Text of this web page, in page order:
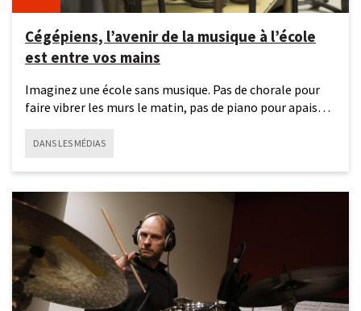
Cégépiens, l’avenir de la musique à l’école
est entre vos mains
Imaginez une école sans musique. Pas de chorale pour
faire vibrer les murs le matin, pas de piano pour apaiser
DANS LES MÉDIAS
17
décembre
2025